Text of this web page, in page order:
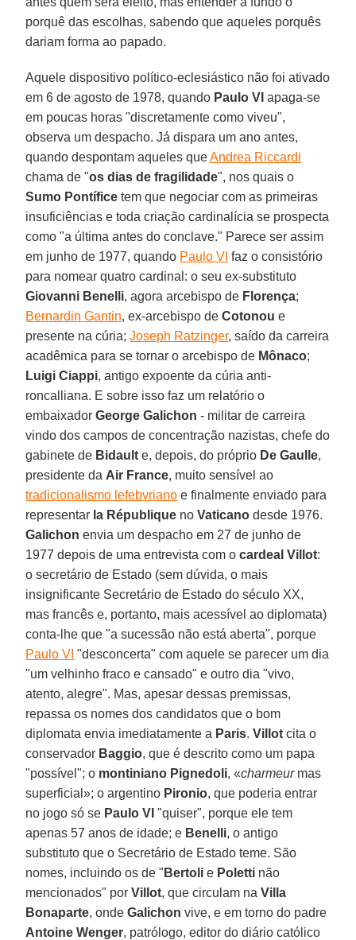
porquê das escolhas, sabendo que aqueles porquês
dariam forma ao papado.
Aquele dispositivo político-eclesiástico não foi ativado
em 6 de agosto de 1978, quando Paulo VI apaga-se
em poucas horas "discretamente como viveu",
observa um despacho. Já dispara um ano antes,
quando despontam aqueles queAndrea Riccardi
chama de "os dias de fragilidade", nos quais o
Sumo Pontífice tem que negociar com as primeiras
insuficiências e toda criação cardinalícia se prospecta
como "a última antes do conclave." Parece ser assim
em junho de 1977, quando Paulo VI faz o consistório
para nomear quatro cardinal: o seu ex-substituto
Giovanni Benelli, agora arcebispo de Florença;
Bernardin Gantin, ex-arcebispo deCotonou e
presente na cúria;Joseph Ratzinger, saído da carreira
acadêmica para se tornar o arcebispo de Mônaco;
Luigi Ciappi, antigo expoente da cúria anti-
roncalliana. E sobre isso faz um relatório o
embaixadorGeorge Galichon - militar de carreira
vindo dos campos de concentração nazistas, chefe do
gabinete de Bidault e, depois, do próprio De Gaulle,
presidente da Air France, muito sensível ao
tradicionalismo lefebvriano e finalmente enviado para
representar la République noVaticano desde 1976.
Galichon envia um despacho em 27 de junho de
1977 depois de uma entrevista com ocardeal Villot:
o secretário de Estado (sem dúvida, o mais
insignificante Secretário de Estado do século XX,
mas francês e, portanto, mais acessível ao diplomata)
conta-lhe que "a sucessão não está aberta", porque
Paulo VI "desconcerta" com aquele se parecer um dia
"um velhinho fraco e cansado" e outro dia "vivo,
atento, alegre". Mas, apesar dessas premissas,
repassa os nomes dos candidatos que o bom
diplomata envia imediatamente a Paris.Villot cita o
conservador Baggio, que é descrito como um papa
"possível"; o montiniano Pignedoli, «charmeurmas
superficial»; o argentino Pironio, que poderia entrar
no jogo só se Paulo VI "quiser", porque ele tem
apenas 57 anos de idade; e Benelli, o antigo
substituto que o Secretário de Estado teme. São
nomes, incluindo os de " Bertoli e Poletti não
mencionados" porVillot, que circulam naVilla
Bonaparte, ondeGalichon vive, e em torno do padre
Antoine Wenger, patrólogo, editor do diário católico